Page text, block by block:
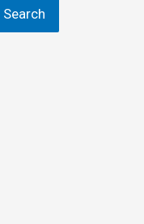
Search